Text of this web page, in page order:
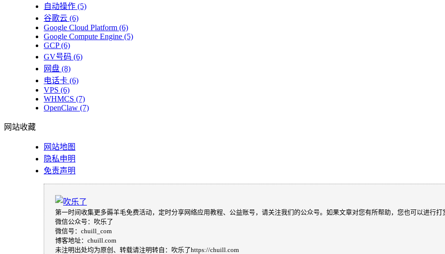
自动操作 (5)
谷歌云 (6)
Google Cloud Platform (6)
Google Compute Engine (5)
GCP(6)
GV号码 (6)
网盘 (8)
电话卡 (6)
VPS (6)
WHMCS (7)
OpenClaw (7)
网站收藏
网站地图
隐私申明
免责声明
第一时间收集更多薅羊毛免费活动，定时分享网络应用教程、公益账号，请关注我们的公众号。如果文章对您有所帮助，您也可以进行
微信公众号：吹乐了
微信号：chuill_com
博客地址：chuill.com
未注明出处均为原创、转载请注明转自：吹乐了https://chuill.com